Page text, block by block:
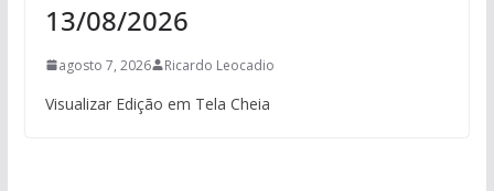
13/08/2026
agosto 7, 2026 Ricardo Leocadio
Visualizar Edição em Tela Cheia